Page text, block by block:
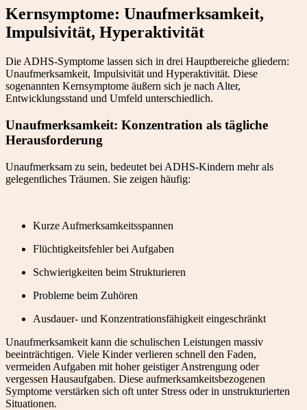
Kernsymptome: Unaufmerksamkeit,
Impulsivität, Hyperaktivität
Die ADHS-Symptome lassen sich in drei Hauptbereiche gliedern:
Unaufmerksamkeit, Impulsivität und Hyperaktivität. Diese
sogenannten Kernsymptome äußern sich je nach Alter,
Entwicklungsstand und Umfeld unterschiedlich.
Unaufmerksamkeit: Konzentration als tägliche
Herausforderung
Unaufmerksam zu sein, bedeutet bei ADHS-Kindern mehr als
gelegentliches Träumen. Sie zeigen häufig:
Kurze Aufmerksamkeitsspannen
Flüchtigkeitsfehler bei Aufgaben
Schwierigkeiten beim Strukturieren
Probleme beim Zuhören
Ausdauer- und Konzentrationsfähigkeit eingeschränkt
Unaufmerksamkeit kann die schulischen Leistungen massiv
beeinträchtigen. Viele Kinder verlieren schnell den Faden,
vermeiden Aufgaben mit hoher geistiger Anstrengung oder
vergessen Hausaufgaben. Diese aufmerksamkeitsbezogenen
Symptome verstärken sich oft unter Stress oder in unstrukturierten
Situationen.